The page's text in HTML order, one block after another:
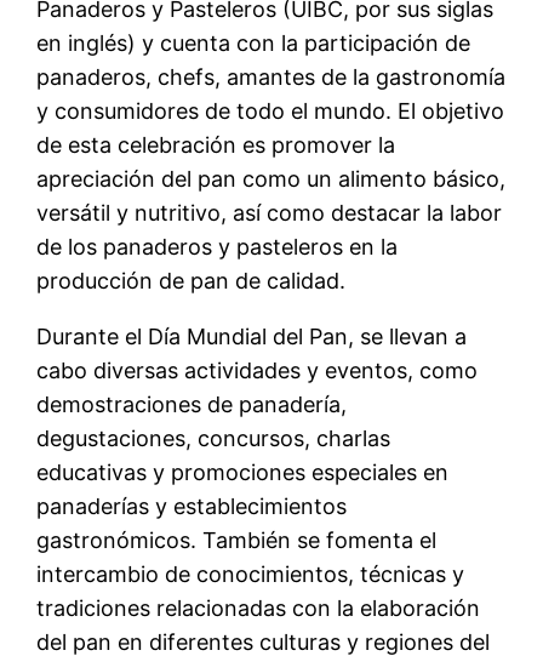
Panaderos y Pasteleros (UIBC, por sus siglas
en inglés) y cuenta con la participación de
panaderos, chefs, amantes de la gastronomía
y consumidores de todo el mundo. El objetivo
de esta celebración es promover la
apreciación del pan como un alimento básico,
versátil y nutritivo, así como destacar la labor
de los panaderos y pasteleros en la
producción de pan de calidad.
Durante el Día Mundial del Pan, se llevan a
cabo diversas actividades y eventos, como
demostraciones de panadería,
degustaciones, concursos, charlas
educativas y promociones especiales en
panaderías y establecimientos
gastronómicos. También se fomenta el
intercambio de conocimientos, técnicas y
tradiciones relacionadas con la elaboración
del pan en diferentes culturas y regiones del